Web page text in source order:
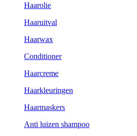
Haarolie
Haaruitval
Haarwax
Conditioner
Haarcreme
Haarkleuringen
Haarmaskers
Anti luizen shampoo